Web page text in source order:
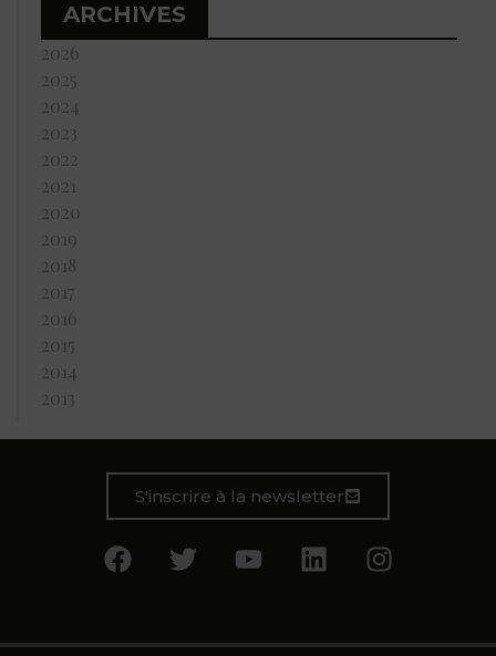
ARCHIVES
2026
2025
2024
2023
2022
2021
2020
2019
2018
2017
2016
2015
2014
2013
S'inscrire à la newsletter